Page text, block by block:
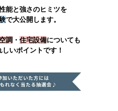
能と強さのヒミツを
で大公開します。
調 ・ 住宅設備についても
いポイントです！